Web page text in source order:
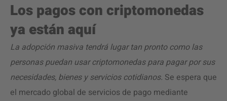
Lospagos con criptomonedas
ya están aquí
La adopción masiva tendrá lugar tan pronto como las
personas puedan usar criptomonedas para pagar por sus
necesidades, bienes y servicios cotidianos. Se espera que
el mercado global de servicios de pago mediante